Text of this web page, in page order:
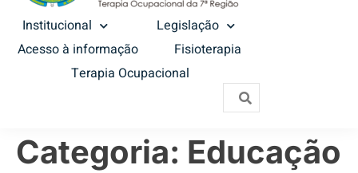
Institucional
Legislação
Acesso à informação
Fisioterapia
Terapia Ocupacional
Categoria: Educação